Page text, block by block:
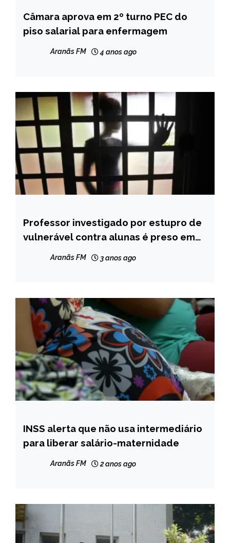
BRASIL
CAPELINHA
NOTÍCIAS
Câmara aprova em 2º turno PEC do
piso salarial para enfermagem
Aranãs FM 4 anos ago
MINAS
GERAIS
NOTÍCIAS
Professor investigado por estupro de
vulnerável contra alunas é preso em
Aranãs FM 3 anos ago
BRASIL
CAPELINHA
INSS alerta que não usa intermediário
para liberar salário-maternidade
Aranãs FM 2 anos ago